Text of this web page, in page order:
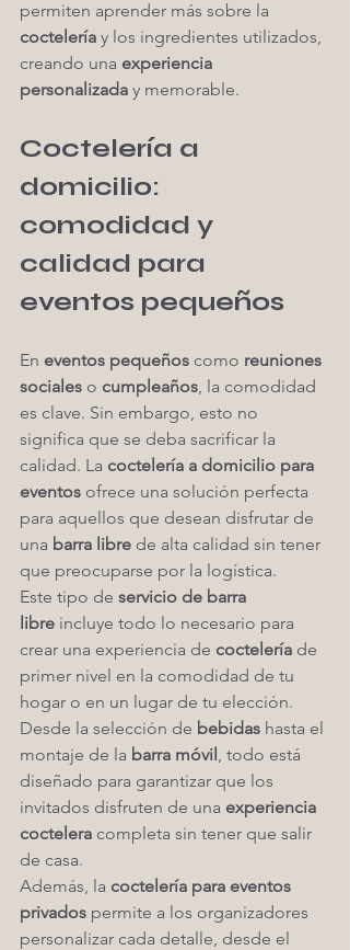
permiten aprender más sobre la
coctelería y los ingredientes utilizados,
creando una experiencia
personalizada y memorable.
Coctelería a
domicilio:
comodidad y
calidad para
eventos pequeños
En eventos pequeños como reuniones
sociales o cumpleaños, la comodidad
es clave. Sin embargo, esto no
significa que se deba sacrificar la
calidad. La coctelería a domicilio para
eventos ofrece una solución perfecta
para aquellos que desean disfrutar de
una barra libre de alta calidad sin tener
que preocuparse por la logística.
Este tipo de servicio de barra
libre incluye todo lo necesario para
crear una experiencia de coctelería de
primer nivel en la comodidad de tu
hogar o en un lugar de tu elección.
Desde la selección de bebidas hasta el
montaje de la barra móvil, todo está
diseñado para garantizar que los
invitados disfruten de una experiencia
coctelera completa sin tener que salir
de casa.
Además, la coctelería para eventos
privados permite a los organizadores
personalizar cada detalle, desde el